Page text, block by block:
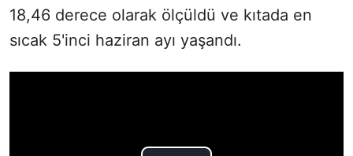
18,46 derece olarak ölçüldü ve kıtada en
sıcak 5'inci haziran ayı yaşandı.